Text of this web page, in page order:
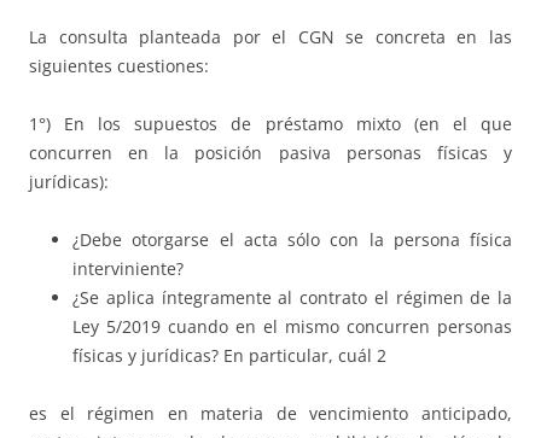
La consulta planteada por el CGN se concreta en las
siguientes cuestiones:
1°) En los supuestos de préstamo mixto (en el que
concurren en la posición pasiva personas físicas y
jurídicas):
¿Debe otorgarse el acta sólo con la persona física
interviniente?
¿Se aplica íntegramente al contrato el régimen de la
Ley 5/2019 cuando en el mismo concurren personas
físicas y jurídicas? En particular, cuál 2
es el régimen en materia de vencimiento anticipado,